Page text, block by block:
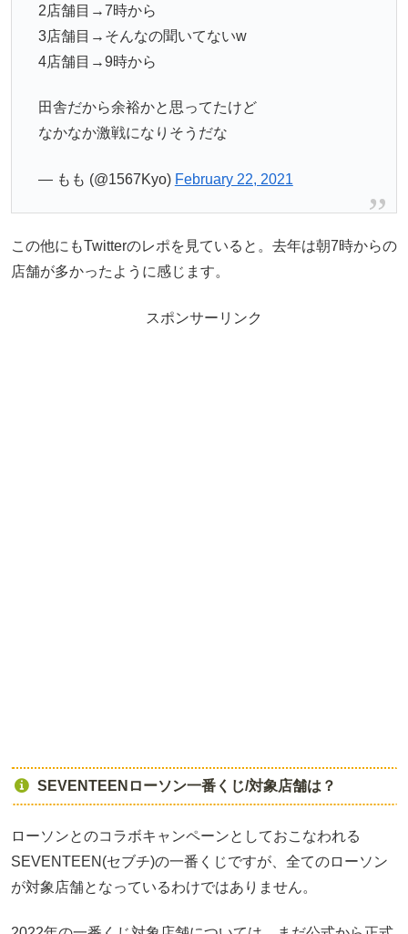
2店舗目→7時から
3店舗目→そんなの聞いてないw
4店舗目→9時から
田舎だから余裕かと思ってたけど
なかなか激戦になりそうだな
— もも (@1567Kyo) February 22, 2021
この他にもTwitterのレポを見ていると。去年は朝7時からの
店舗が多かったように感じます。
スポンサーリンク
SEVENTEENローソン一番くじ/対象店舗は？
ローソンとのコラボキャンペーンとしておこなわれる
SEVENTEEN(セブチ)の一番くじですが、全てのローソン
が対象店舗となっているわけではありません。